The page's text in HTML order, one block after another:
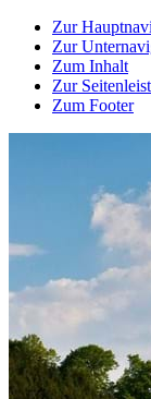
Zur
Zur
Zum Inhalt
Zur
Zum Footer